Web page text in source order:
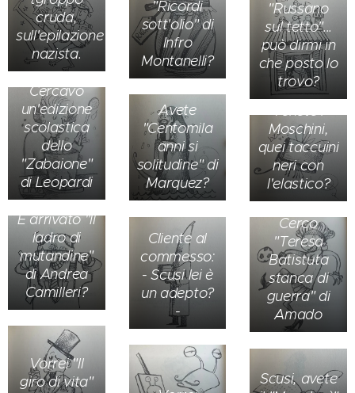
cruda,
sull'epilazione
nazista.
"Ricordi
sott'olio" di
Infro
Montanelli?
"Russano
sul tetto"...
può dirmi in
che posto lo
trovo?
Cercavo
un'edizione
scolastica
dello
"Zabaione"
di Leopardi
Avete
"Centomila
anni si
solitudine" di
Marquez?
Tenete i
Moschini,
quei taccuini
neri con
l'elastico?
È arrivato "Il
ladro di
mutandine"
di Andrea
Camilleri?
Cliente al
commesso:
- Scusi lei è
un adepto?
-
Cerco
"Teresa
Batistuta
stanca di
guerra" di
Amado
Vorrei "Il
giro di vita"
Scusi, avete